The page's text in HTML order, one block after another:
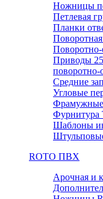
Ножницы
Петлевая
Планки
Поворотно-
Приводы
Средние
Угловые
Фрамужные
Фурнитура
Шаблоны
RОTO ПВХ
Арочная и